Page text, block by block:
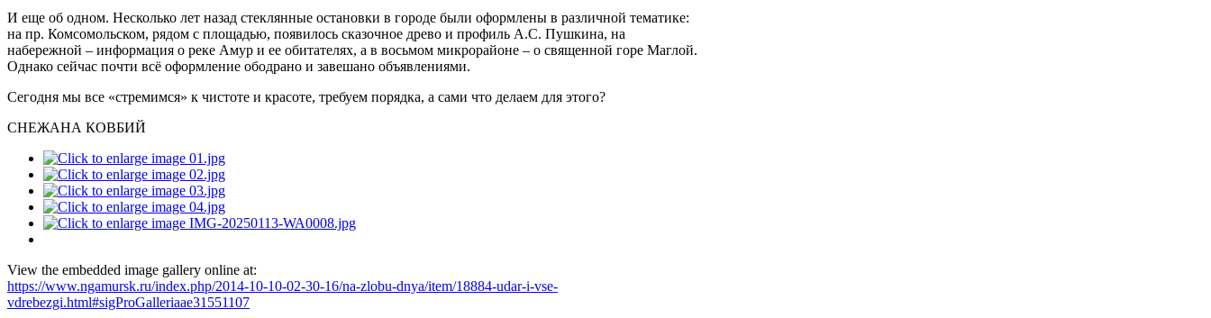
И еще об одном. Несколько лет назад стеклянные остановки в городе были оформлены в различной тематике:
на пр. Комсомольском, рядом с площадью, появилось сказочное древо и профиль А.С. Пушкина, на
набережной – информация о реке Амур и ее обитателях, а в восьмом микрорайоне ‒ о священной горе Маглой.
Однако сейчас почти всё оформление ободрано и завешано объявлениями.
Сегодня мы все «стремимся» к чистоте и красоте, требуем порядка, а сами что делаем для этого?
СНЕЖАНА КОВБИЙ
View the embedded image gallery online at:
https://www.ngamursk.ru/index.php/2014-10-10-02-30-16/na-zlobu-dnya/item/18884-udar-i-vse-
vdrebezgi.html#sigProGalleriaae31551107